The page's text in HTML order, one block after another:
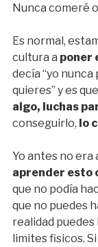
Nunca comeré
Es normal,
cultura a poner
decía “yo
quieres” y es
algo, luchas
conseguirlo, lo
Yo antes no era
aprender esto
que no podía
que no puedes
realidad
limites fisicos. Si